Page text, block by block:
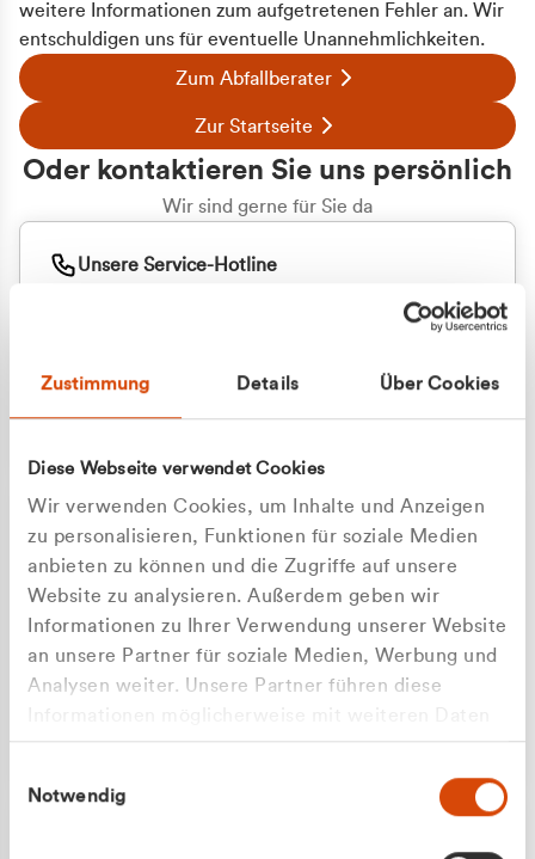
Zustimmung Details Über Cookies
Diese Webseite verwendet Cookies
Wir verwenden Cookies, um Inhalte und Anzeigen
zu personalisieren, Funktionen für soziale Medien
anbieten zu können und die Zugriffe auf unsere
Website zu analysieren. Außerdem geben wir
Informationen zu Ihrer Verwendung unserer Website
an unsere Partner für soziale Medien, Werbung und
Analysen weiter. Unsere Partner führen diese
zusammen, die Sie ihnen bereitgestellt haben oder
gesammelt haben.
Notwendig
weitere Informationen zum aufgetretenen Fehler an. Wir
entschuldigen uns für eventuelle Unannehmlichkeiten.
Zum Abfallberater
Zur Startseite
Oder kontaktieren Sie uns persönlich
Wir sind gerne für Sie da
Unsere Service-Hotline
+49 177 8376058
Apilash Balanesan